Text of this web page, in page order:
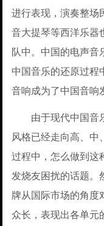
进行表现，演奏整场
音大提琴等西洋乐器
队中。中国的电声音
中国音乐的还原过程
音响成为了中国音响
由于现代中国音乐
风格已经走向高、中
过程中，怎么做到这
发烧友困扰的话题。
牌从国际市场的角度
众长，表现出各单元